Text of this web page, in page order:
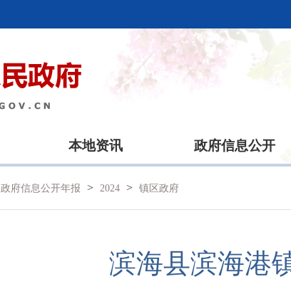
本地资讯 政府信息公开
政府信息公开年报 > 2024 > 镇区政府
滨海县滨海港